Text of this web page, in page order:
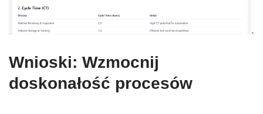
Wnioski: Wzmocnij
doskonałość procesów